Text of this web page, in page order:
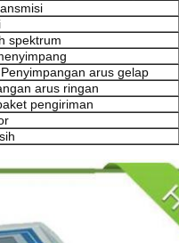
spektrum
arus gelap
arus ringan
pengiriman